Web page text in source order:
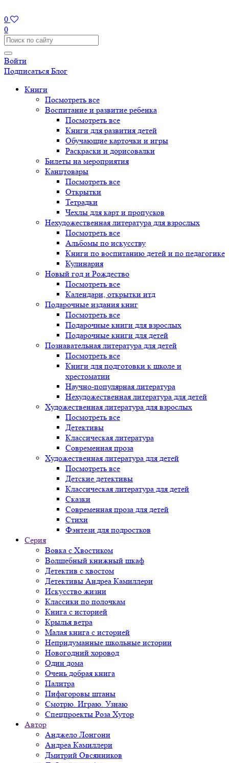
0
0
Войти
Подписаться Блог
Книги
Посмотреть все
Воспитание и развитие ребенка
Посмотреть все
Книги для развития детей
Обучающие карточки и игры
Раскраски и дорисовалки
Билеты на мероприятия
Канцтовары
Посмотреть все
Открытки
Тетрадки
Чехлы для карт и пропусков
Нехудожественная литература для взрослых
Посмотреть все
Альбомы по искусству
Книги по воспитанию детей и по педагогике
Кулинария
Новый год и Рождество
Посмотреть все
Календари, открытки итд
Подарочные издания книг
Посмотреть все
Подарочные книги для взрослых
Подарочные книги для детей
Познавательная литература для детей
Посмотреть все
Книги для подготовки к школе и
хрестоматии
Научно-популярная литература
Нехудожественная литература для детей
Художественная литература для взрослых
Посмотреть все
Детективы
Классическая литература
Современная проза
Художественная литература для детей
Посмотреть все
Детские детективы
Классическая литература для детей
Сказки
Современная проза для детей
Стихи
Фэнтези для подростков
Серия
Вовка с Хвостиком
Волшебный книжный шкаф
Детектив с хвостом
Детективы Андреа Камиллери
Искусство жизни
Классики по полочкам
Книга с историей
Крылья ветра
Малая книга с историей
Непридуманные школьные истории
Новогодний хоровод
Один дома
Очень добрая книга
Палитра
Пифагоровы штаны
Смотрю. Играю. Узнаю
Спецпроекты Роза Хутор
Автор
Анджело Лонгони
Андреа Камиллери
Дмитрий Овсянников